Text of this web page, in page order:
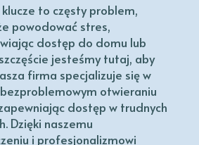
to częsty problem,
powodować stres,
dostęp do domu lub
jesteśmy tutaj, aby
firma specjalizuje się w
otwieraniu
dostęp w trudnych
Dzięki naszemu
i profesjonalizmowi